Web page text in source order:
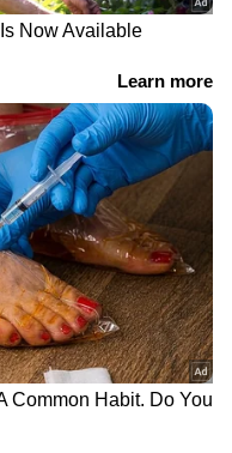
വീഡിയോ
ചൊല്ലി
സൈനികനേയും
വെടിവച്ച്
ബന്ധു